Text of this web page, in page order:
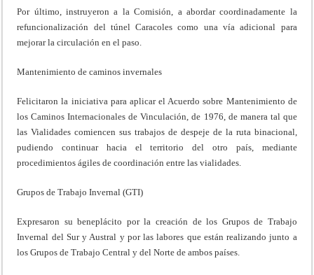
Por último, instruyeron a la Comisión, a abordar coordinadamente la
refuncionalización del túnel Caracoles como una vía adicional para
mejorar la circulación en el paso.
Mantenimiento de caminos invernales
Felicitaron la iniciativa para aplicar el Acuerdo sobre Mantenimiento de
los Caminos Internacionales de Vinculación, de 1976, de manera tal que
las Vialidades comiencen sus trabajos de despeje de la ruta binacional,
pudiendo continuar hacia el territorio del otro país, mediante
procedimientos ágiles de coordinación entre las vialidades.
Grupos de Trabajo Invernal (GTI)
Expresaron su beneplácito por la creación de los Grupos de Trabajo
Invernal del Sur y Austral y por las labores que están realizando junto a
los Grupos de Trabajo Central y del Norte de ambos países.